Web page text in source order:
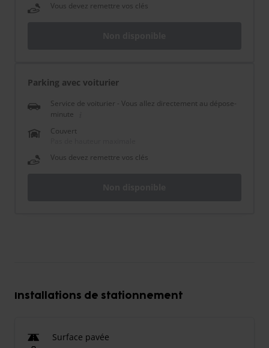
Vous devez remettre vos clés
Parking avec voiturier
Service de voiturier - Vous allez directement au dépose-
minute
Couvert
Vous devez remettre vos clés
Installations de stationnement
Surface pavée